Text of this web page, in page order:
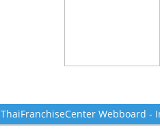
ThaiFranchiseCenter Webboard -